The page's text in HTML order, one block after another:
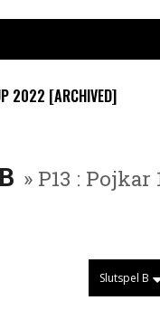
2022 [ARCHIVED]
» P13 : Pojkar
Slutspel B